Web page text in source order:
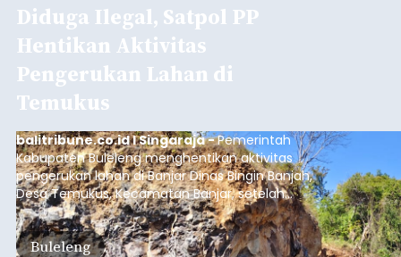
Diduga Ilegal, Satpol PP
Hentikan Aktivitas
Pengerukan Lahan di
Temukus
balitribune.co.id I Singaraja -Pemerintah
Kabupaten Buleleng menghentikan aktivitas
pengerukan lahan di Banjar Dinas Bingin Banjah,
Desa Temukus, Kecamatan Banjar, setelah
ditemukan indikasi kegiatan pengambilan
material yang tidak sesuai dengan peruntukan
kawasan.
Buleleng